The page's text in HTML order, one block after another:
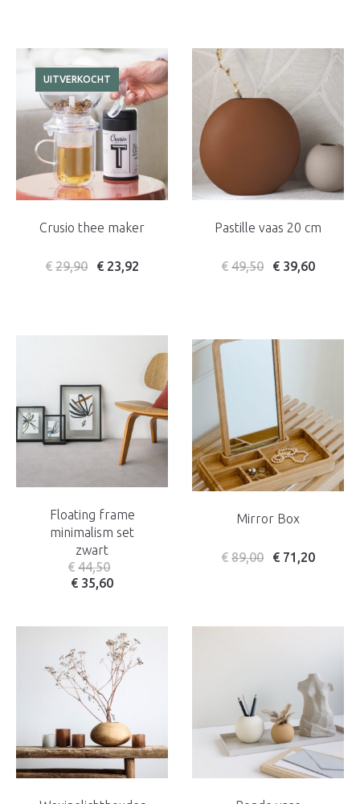
UITVERKOCHT
Crusio thee maker
€ 29,90 € 23,92
Pastille vaas 20 cm
€ 49,50 € 39,60
Floating frame
minimalism set
zwart
€ 44,50
€ 35,60
Mirror Box
€ 89,00 € 71,20